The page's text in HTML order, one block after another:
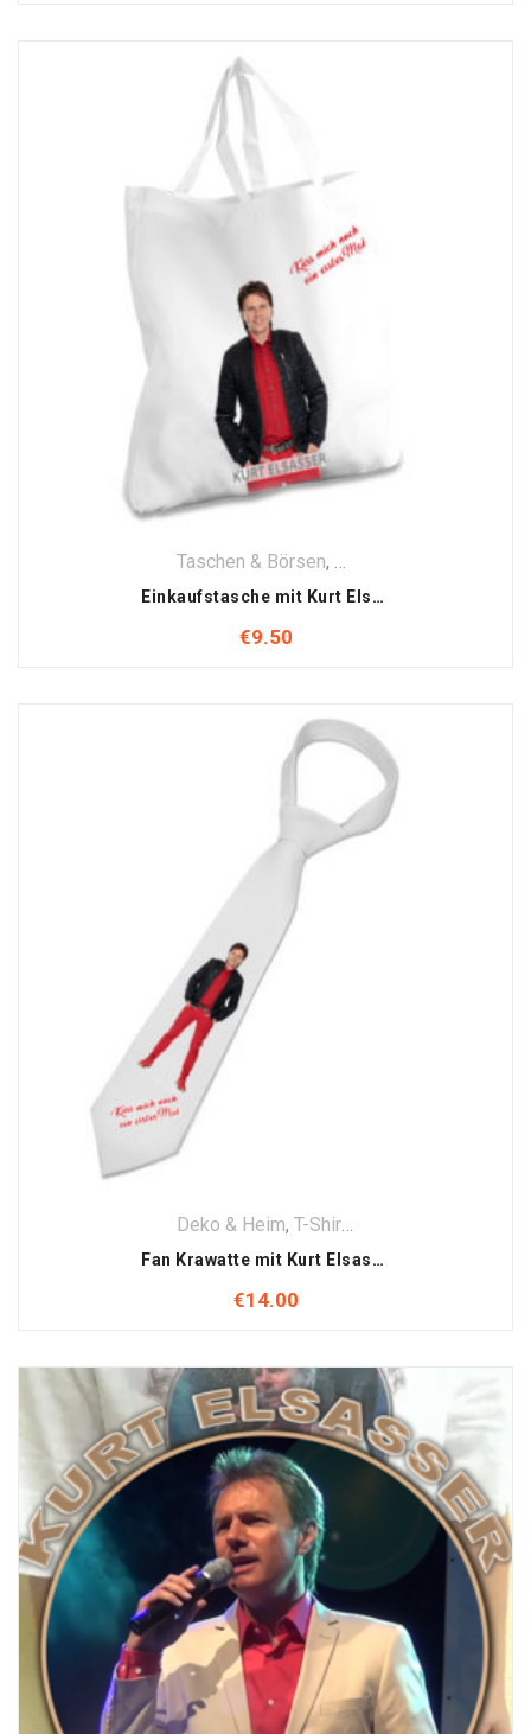
Taschen & Börsen, Textilien
Einkaufstasche mit Kurt Elsasser Motiv
€9.50
Deko & Heim, T-Shirt ,
Fan Krawatte mit Kurt Elsasser Motiv
€14.00